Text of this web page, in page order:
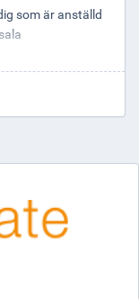
som är anställd